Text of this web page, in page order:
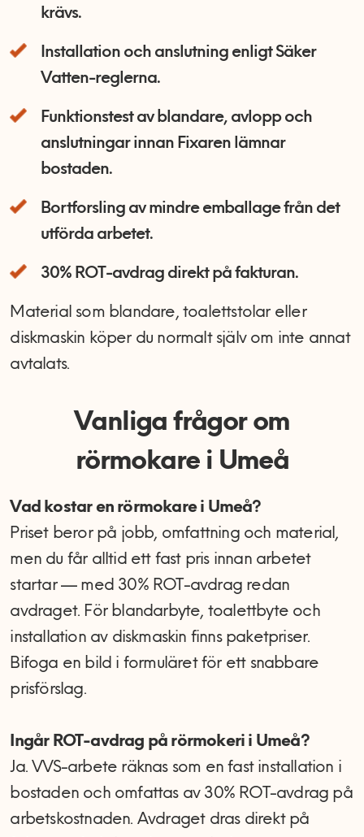
krävs.
Installation och anslutning enligt Säker
Vatten-reglerna.
Funktionstest av blandare, avlopp och
anslutningar innan Fixaren lämnar
bostaden.
Bortforsling av mindre emballage från det
utförda arbetet.
30% ROT-avdrag direkt på fakturan.
Material som blandare, toalettstolar eller
diskmaskin köper du normalt själv om inte annat
avtalats.
Vanliga frågor om
rörmokare i Umeå
Vad kostar en rörmokare i Umeå?
Priset beror på jobb, omfattning och material,
men du får alltid ett fast pris innan arbetet
startar — med 30% ROT-avdrag redan
avdraget. För blandarbyte, toalettbyte och
installation av diskmaskin finns paketpriser.
Bifoga en bild i formuläret för ett snabbare
prisförslag.
Ingår ROT-avdrag på rörmokeri i Umeå?
Ja. VVS-arbete räknas som en fast installation i
bostaden och omfattas av 30% ROT-avdrag på
arbetskostnaden. Avdraget dras direkt på